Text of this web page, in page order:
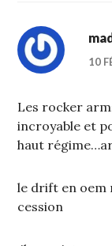
10
Les rocker
incroyable et
haut
le drift en oem
cession